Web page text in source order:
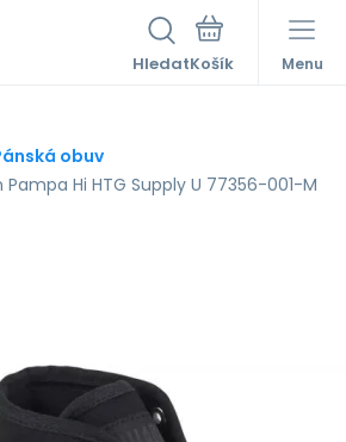
Hledat Menu
obuv
Hi HTG Supply U 77356-001-M